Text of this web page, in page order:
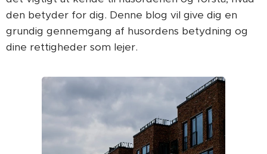
den betyder for dig. Denne blog vil give dig en
grundig gennemgang af husordens betydning og
dine rettigheder som lejer.